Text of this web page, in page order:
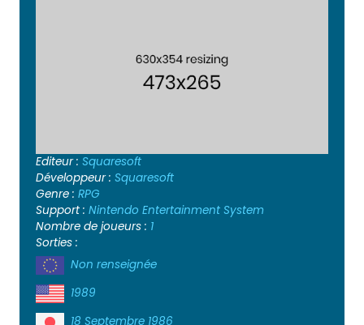
Editeur : Squaresoft
Développeur : Squaresoft
Genre : RPG
Support : Nintendo Entertainment System
Nombre de joueurs : 1
Sorties :
Non renseignée
1989
18 Septembre 1986